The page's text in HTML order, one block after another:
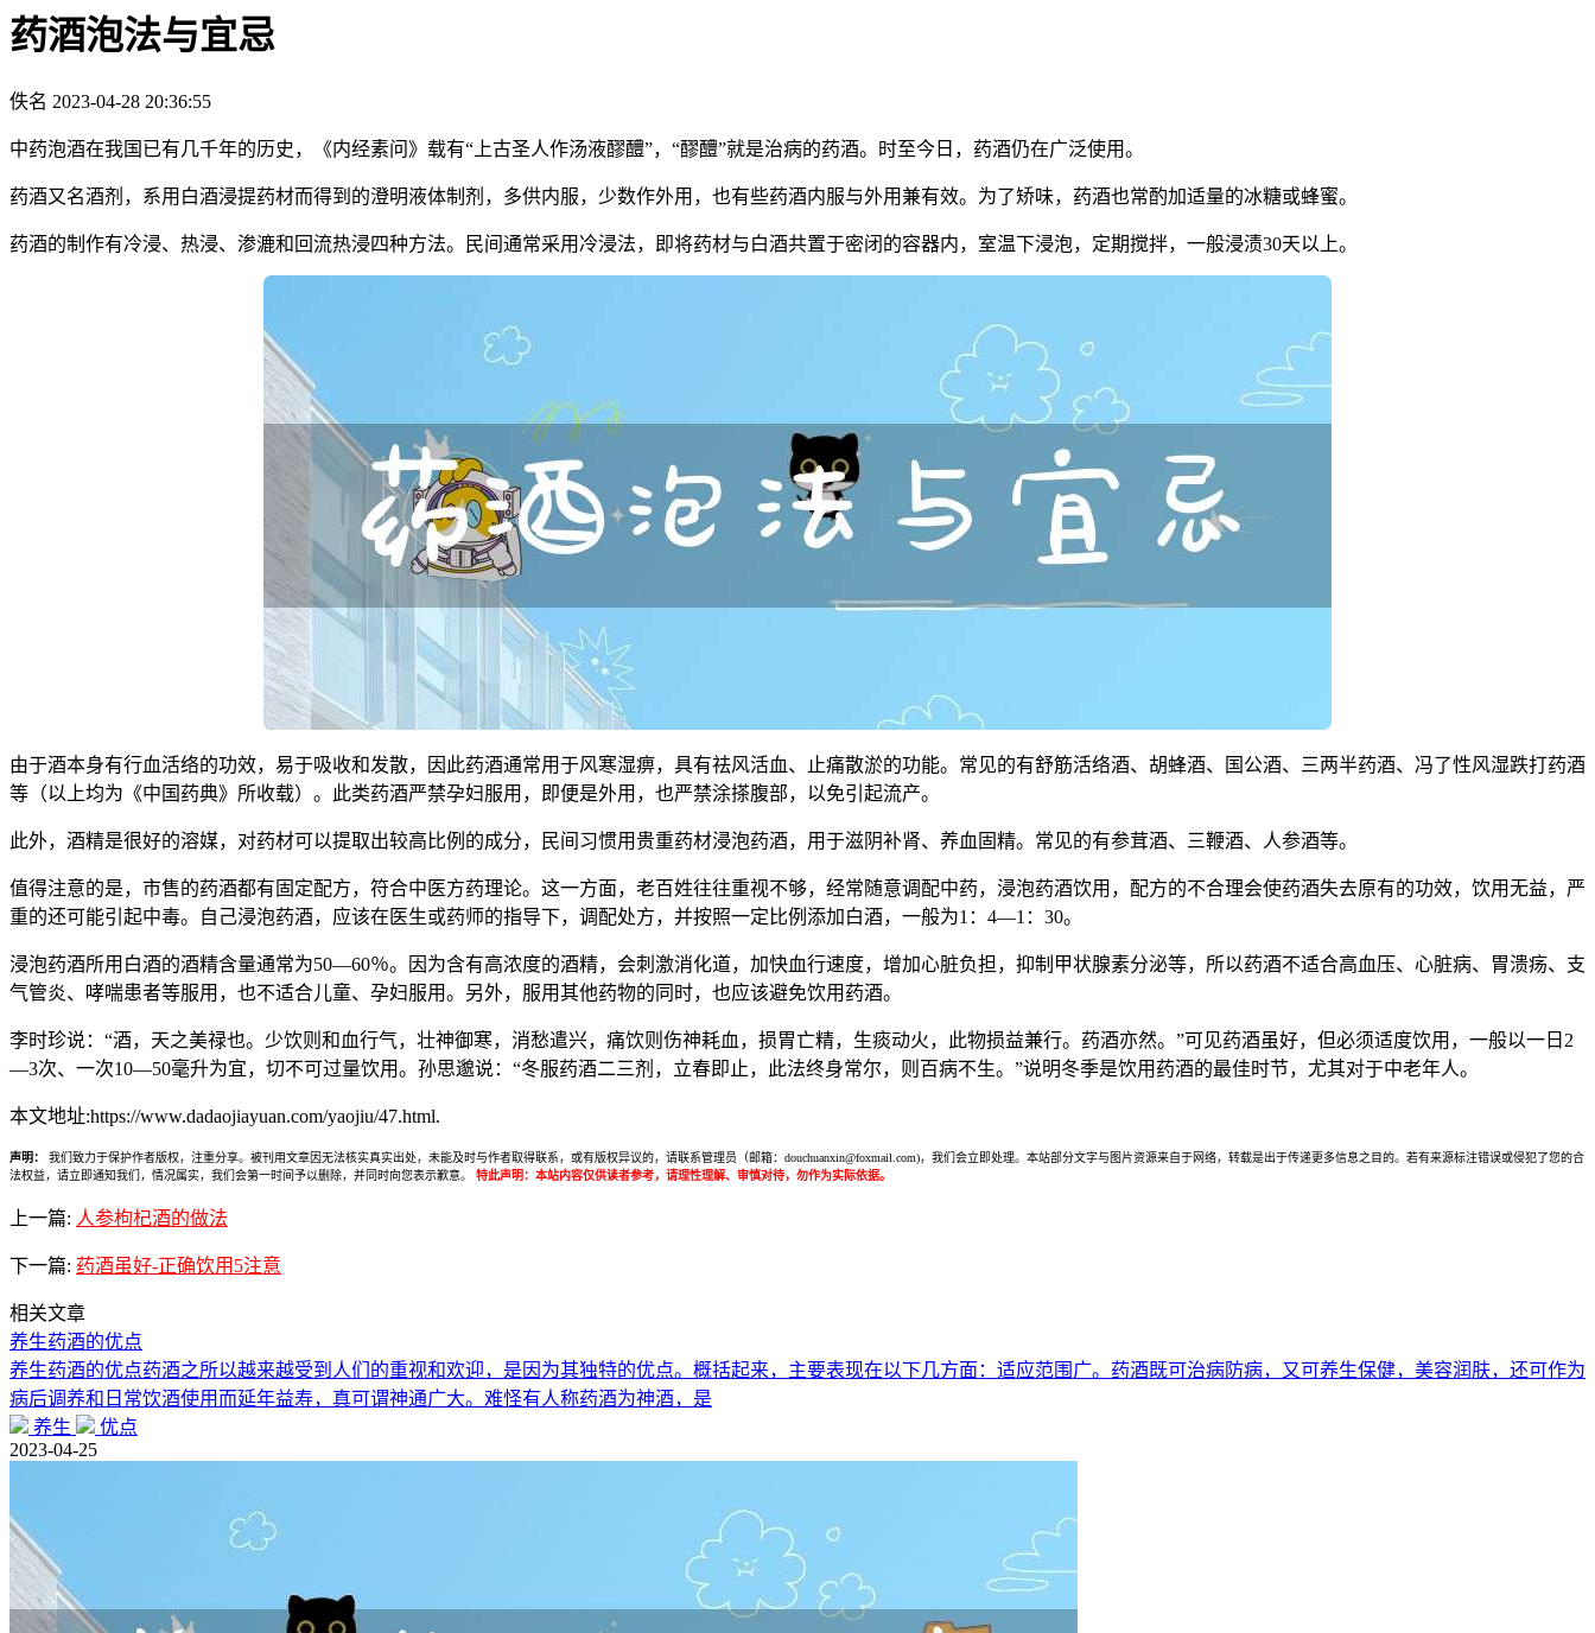
药酒泡法与宜忌
佚名 2023-04-28 20:36:55
中药泡酒在我国已有几千年的历史，《内经素问》载有“上古圣人作汤液醪醴”，“醪醴”就是治病的药酒。时至今日，药酒仍在广泛使用。
药酒又名酒剂，系用白酒浸提药材而得到的澄明液体制剂，多供内服，少数作外用，也有些药酒内服与外用兼有效。为了矫味，药酒也常酌加适量的冰糖或蜂蜜。
药酒的制作有冷浸、热浸、渗漉和回流热浸四种方法。民间通常采用冷浸法，即将药材与白酒共置于密闭的容器内，室温下浸泡，定期搅拌，一般浸渍30天以上。
由于酒本身有行血活络的功效，易于吸收和发散，因此药酒通常用于风寒湿痹，具有祛风活血、止痛散淤的功能。常见的有舒筋活络酒、胡蜂酒、国公酒、三两半药酒、冯了性风湿跌打药酒
等（以上均为《中国药典》所收载）。此类药酒严禁孕妇服用，即便是外用，也严禁涂搽腹部，以免引起流产。
此外，酒精是很好的溶媒，对药材可以提取出较高比例的成分，民间习惯用贵重药材浸泡药酒，用于滋阴补肾、养血固精。常见的有参茸酒、三鞭酒、人参酒等。
值得注意的是，市售的药酒都有固定配方，符合中医方药理论。这一方面，老百姓往往重视不够，经常随意调配中药，浸泡药酒饮用，配方的不合理会使药酒失去原有的功效，饮用无益，严
重的还可能引起中毒。自己浸泡药酒，应该在医生或药师的指导下，调配处方，并按照一定比例添加白酒，一般为1：4—1：30。
浸泡药酒所用白酒的酒精含量通常为50—60％。因为含有高浓度的酒精，会刺激消化道，加快血行速度，增加心脏负担，抑制甲状腺素分泌等，所以药酒不适合高血压、心脏病、胃溃疡、支
气管炎、哮喘患者等服用，也不适合儿童、孕妇服用。另外，服用其他药物的同时，也应该避免饮用药酒。
李时珍说：“酒，天之美禄也。少饮则和血行气，壮神御寒，消愁遣兴，痛饮则伤神耗血，损胃亡精，生痰动火，此物损益兼行。药酒亦然。”可见药酒虽好，但必须适度饮用，一般以一日2
—3次、一次10—50毫升为宜，切不可过量饮用。孙思邈说：“冬服药酒二三剂，立春即止，此法终身常尔，则百病不生。”说明冬季是饮用药酒的最佳时节，尤其对于中老年人。
本文地址:https://www.dadaojiayuan.com/yaojiu/47.html.
声明：
我们致力于保护作者版权，注重分享。被刊用文章因无法核实真实出处，未能及时与作者取得联系，或有版权异议的，请联系管理员（邮箱：douchuanxin@foxmail.com)，我们会立即处理。本站部分文字与图片资源来自于网络，转载是出于传递更多信息之目的。若有来源标注错误或侵犯了您的合
法权益，请立即通知我们，情况属实，我们会第一时间予以删除，并同时向您表示歉意。
特此声明：本站内容仅供读者参考，请理性理解、审慎对待，勿作为实际依据。
上一篇: 人参枸杞酒的做法
下一篇: 药酒虽好-正确饮用5注意
相关文章
养生药酒的优点
养生药酒的优点药酒之所以越来越受到人们的重视和欢迎，是因为其独特的优点。概括起来，主要表现在以下几方面：适应范围广。药酒既可治病防病，又可养生保健，美容润肤，还可作为
病后调养和日常饮酒使用而延年益寿，真可谓神通广大。难怪有人称药酒为神酒，是
养生
优点
2023-04-25